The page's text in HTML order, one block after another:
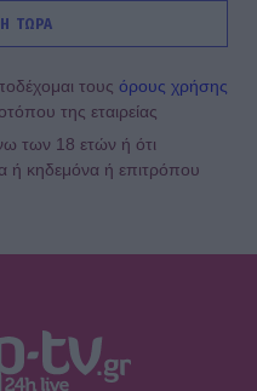
ΤΩΡΑ
τους όρους χρήσης
της εταιρείας
των 18 ετών ή ότι
ή κηδεμόνα ή επιτρόπου